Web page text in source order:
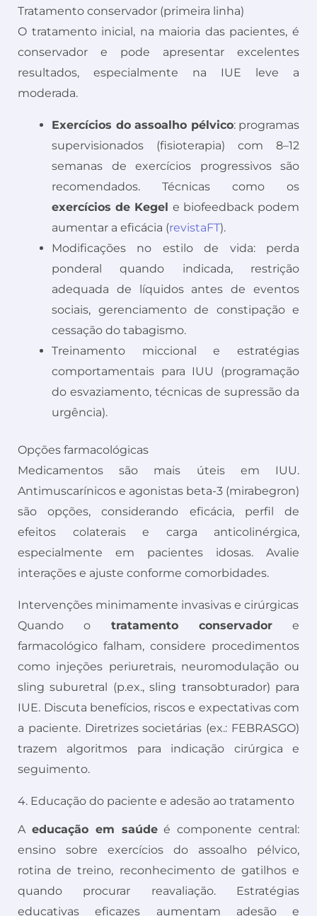
Tratamento conservador (primeira linha)
O tratamento inicial, na maioria das pacientes, é
conservador e pode apresentar excelentes
resultados, especialmente na IUE leve a
moderada.
Exercícios do assoalho pélvico: programas
supervisionados (fisioterapia) com 8–12
semanas de exercícios progressivos são
recomendados. Técnicas como os
exercícios de Kegel e biofeedback podem
aumentar a eficácia (revistaFT).
Modificações no estilo de vida: perda
ponderal quando indicada, restrição
adequada de líquidos antes de eventos
sociais, gerenciamento de constipação e
cessação do tabagismo.
Treinamento miccional e estratégias
comportamentais para IUU (programação
do esvaziamento, técnicas de supressão da
urgência).
Opções farmacológicas
Medicamentos são mais úteis em IUU.
Antimuscarínicos e agonistas beta-3 (mirabegron)
são opções, considerando eficácia, perfil de
efeitos colaterais e carga anticolinérgica,
especialmente em pacientes idosas. Avalie
interações e ajuste conforme comorbidades.
Intervenções minimamente invasivas e cirúrgicas
Quando o tratamento conservadore
farmacológico falham, considere procedimentos
como injeções periuretrais, neuromodulação ou
sling suburetral (p.ex., sling transobturador) para
IUE. Discuta benefícios, riscos e expectativas com
a paciente. Diretrizes societárias (ex.: FEBRASGO)
trazem algoritmos para indicação cirúrgica e
seguimento.
4. Educação do paciente e adesão ao tratamento
A educação em saúdeé componente central:
ensino sobre exercícios do assoalho pélvico,
rotina de treino, reconhecimento de gatilhos e
quando procurar reavaliação. Estratégias
educativas eficazes aumentam adesão e